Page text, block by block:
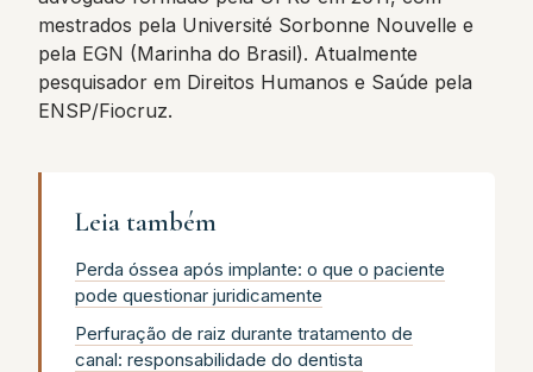
mestrados pela Université Sorbonne Nouvelle e
pela EGN (Marinha do Brasil). Atualmente
pesquisador em Direitos Humanos e Saúde pela
ENSP/Fiocruz.
Leia também
Perda óssea após implante: o que o paciente
pode questionar juridicamente
Perfuração de raiz durante tratamento de
canal: responsabilidade do dentista